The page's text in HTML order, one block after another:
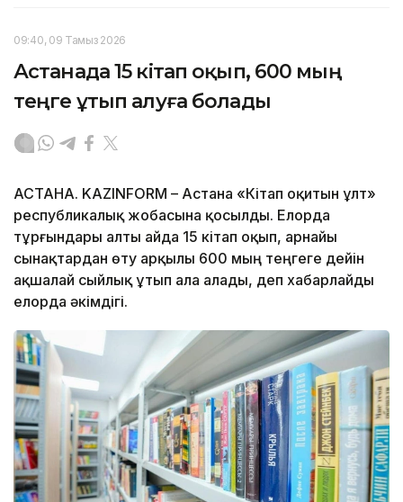
09:40, 09 Тамыз 2026
Астанада 15 кітап оқып, 600 мың
теңге ұтып алуға болады
АСТАНА. KAZINFORM – Астана «Кітап оқитын ұлт»
республикалық жобасына қосылды. Елорда
тұрғындары алты айда 15 кітап оқып, арнайы
сынақтардан өту арқылы 600 мың теңгеге дейін
ақшалай сыйлық ұтып ала алады, деп хабарлайды
елорда әкімдігі.